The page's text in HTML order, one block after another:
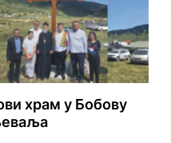
храм у Бобову